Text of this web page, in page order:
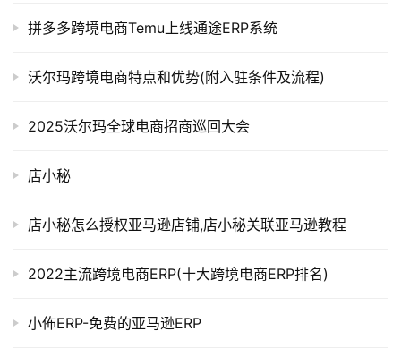
拼多多跨境电商Temu上线通途ERP系统
沃尔玛跨境电商特点和优势(附入驻条件及流程)
2025沃尔玛全球电商招商巡回大会
店小秘
店小秘怎么授权亚马逊店铺,店小秘关联亚马逊教程
2022主流跨境电商ERP(十大跨境电商ERP排名)
小佈ERP-免费的亚马逊ERP